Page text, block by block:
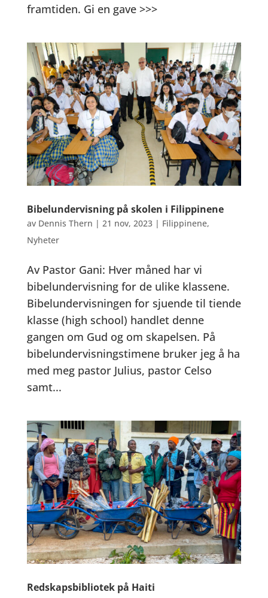
framtiden. Gi en gave >>>
Bibelundervisning på skolen i Filippinene
av Dennis Thern | 21 nov, 2023| Filippinene,
Nyheter
Av Pastor Gani: Hver måned har vi
bibelundervisning for de ulike klassene.
Bibelundervisningen for sjuende til tiende
klasse (high school) handlet denne
gangen om Gud og om skapelsen. På
bibelundervisningstimene bruker jeg å ha
med meg pastor Julius, pastor Celso
samt...
Redskapsbibliotek på Haiti